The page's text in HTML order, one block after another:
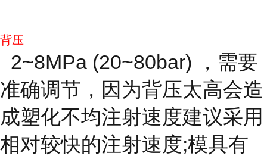
背压
2~8MPa (20~80bar) ，需要
准确调节，因为背压太高会造
成塑化不均注射速度建议采用
相对较快的注射速度;模具有